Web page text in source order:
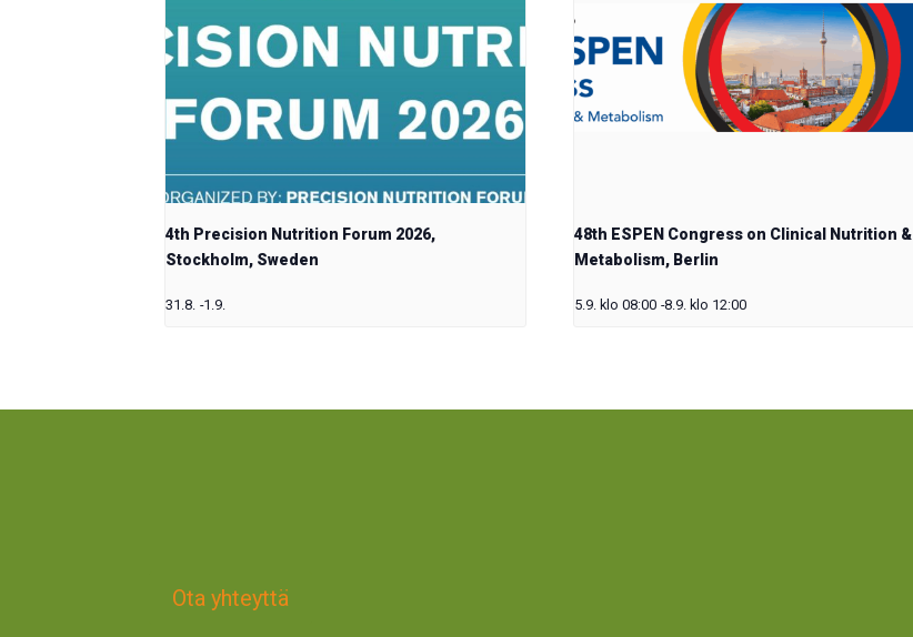
4th Precision Nutrition Forum 2026,
Stockholm, Sweden
31.8. -1.9.
48th ESPEN Congress on Clinical Nutrition &
Metabolism, Berlin
5.9. klo 08:00 -8.9. klo 12:00
Ota yhteyttä